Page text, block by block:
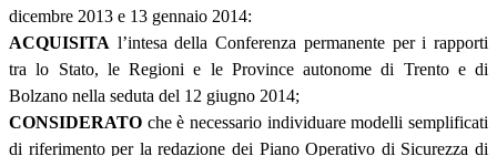
dicembre 2013 e 13 gennaio 2014:
ACQUISITA l’intesa della Conferenza permanente per i rapporti
tra lo Stato, le Regioni e le Province autonome di Trento e di
Bolzano nella seduta del 12 giugno 2014;
CONSIDERATO che è necessario individuare modelli semplificati
di riferimento per la redazione dei Piano Operativo di Sicurezza di